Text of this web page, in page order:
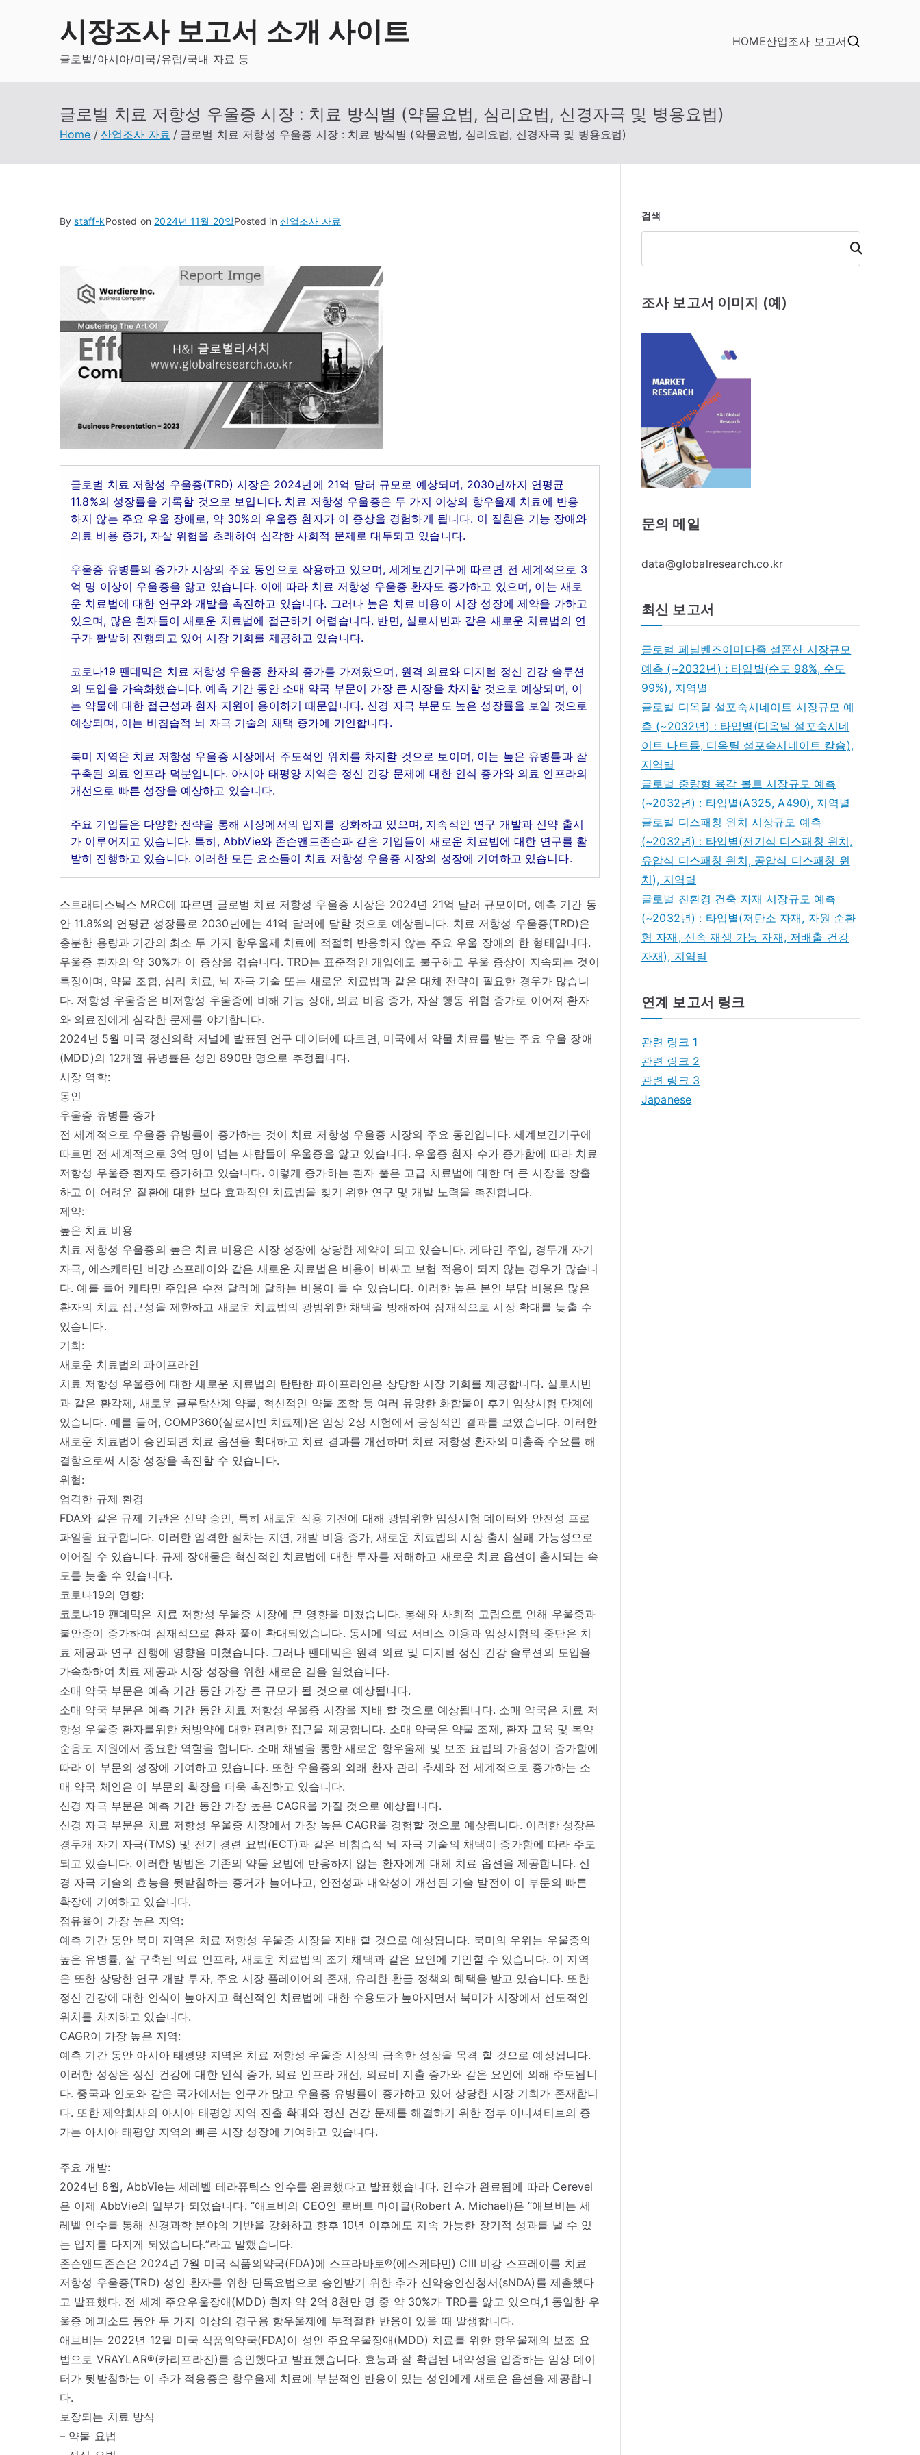
시장조사 보고서 소개 사이트
글로벌/아시아/미국/유럽/국내 자료 등
HOME산업조사 보고서
글로벌 치료 저항성 우울증 시장 : 치료 방식별 (약물요법, 심리요법, 신경자극 및 병용요법)
Home 산업조사 자료 글로벌 치료 저항성 우울증 시장 : 치료 방식별 (약물요법, 심리요법, 신경자극 및 병용요법)
Bystaff-kPosted on 2024년 11월 20일Posted in 산업조사 자료
글로벌 치료 저항성 우울증(TRD) 시장은 2024년에 21억 달러 규모로 예상되며, 2030년까지 연평균
11.8%의 성장률을 기록할 것으로 보입니다. 치료 저항성 우울증은 두 가지 이상의 항우울제 치료에 반응
하지 않는 주요 우울 장애로, 약 30%의 우울증 환자가 이 증상을 경험하게 됩니다. 이 질환은 기능 장애와
의료 비용 증가, 자살 위험을 초래하여 심각한 사회적 문제로 대두되고 있습니다.
우울증 유병률의 증가가 시장의 주요 동인으로 작용하고 있으며, 세계보건기구에 따르면 전 세계적으로 3
억 명 이상이 우울증을 앓고 있습니다. 이에 따라 치료 저항성 우울증 환자도 증가하고 있으며, 이는 새로
운 치료법에 대한 연구와 개발을 촉진하고 있습니다. 그러나 높은 치료 비용이 시장 성장에 제약을 가하고
있으며, 많은 환자들이 새로운 치료법에 접근하기 어렵습니다. 반면, 실로시빈과 같은 새로운 치료법의 연
구가 활발히 진행되고 있어 시장 기회를 제공하고 있습니다.
코로나19 팬데믹은 치료 저항성 우울증 환자의 증가를 가져왔으며, 원격 의료와 디지털 정신 건강 솔루션
의 도입을 가속화했습니다. 예측 기간 동안 소매 약국 부문이 가장 큰 시장을 차지할 것으로 예상되며, 이
는 약물에 대한 접근성과 환자 지원이 용이하기 때문입니다. 신경 자극 부문도 높은 성장률을 보일 것으로
예상되며, 이는 비침습적 뇌 자극 기술의 채택 증가에 기인합니다.
북미 지역은 치료 저항성 우울증 시장에서 주도적인 위치를 차지할 것으로 보이며, 이는 높은 유병률과 잘
구축된 의료 인프라 덕분입니다. 아시아 태평양 지역은 정신 건강 문제에 대한 인식 증가와 의료 인프라의
개선으로 빠른 성장을 예상하고 있습니다.
주요 기업들은 다양한 전략을 통해 시장에서의 입지를 강화하고 있으며, 지속적인 연구 개발과 신약 출시
가 이루어지고 있습니다. 특히, AbbVie와 존슨앤드존슨과 같은 기업들이 새로운 치료법에 대한 연구를 활
발히 진행하고 있습니다. 이러한 모든 요소들이 치료 저항성 우울증 시장의 성장에 기여하고 있습니다.
스트래티스틱스 MRC에 따르면 글로벌 치료 저항성 우울증 시장은 2024년 21억 달러 규모이며, 예측 기간 동
안 11.8%의 연평균 성장률로 2030년에는 41억 달러에 달할 것으로 예상됩니다. 치료 저항성 우울증(TRD)은
충분한 용량과 기간의 최소 두 가지 항우울제 치료에 적절히 반응하지 않는 주요 우울 장애의 한 형태입니다.
우울증 환자의 약 30%가 이 증상을 겪습니다. TRD는 표준적인 개입에도 불구하고 우울 증상이 지속되는 것이
특징이며, 약물 조합, 심리 치료, 뇌 자극 기술 또는 새로운 치료법과 같은 대체 전략이 필요한 경우가 많습니
다. 저항성 우울증은 비저항성 우울증에 비해 기능 장애, 의료 비용 증가, 자살 행동 위험 증가로 이어져 환자
와 의료진에게 심각한 문제를 야기합니다.
2024년 5월 미국 정신의학 저널에 발표된 연구 데이터에 따르면, 미국에서 약물 치료를 받는 주요 우울 장애
(MDD)의 12개월 유병률은 성인 890만 명으로 추정됩니다.
시장 역학:
동인
우울증 유병률 증가
전 세계적으로 우울증 유병률이 증가하는 것이 치료 저항성 우울증 시장의 주요 동인입니다. 세계보건기구에
따르면 전 세계적으로 3억 명이 넘는 사람들이 우울증을 앓고 있습니다. 우울증 환자 수가 증가함에 따라 치료
저항성 우울증 환자도 증가하고 있습니다. 이렇게 증가하는 환자 풀은 고급 치료법에 대한 더 큰 시장을 창출
하고 이 어려운 질환에 대한 보다 효과적인 치료법을 찾기 위한 연구 및 개발 노력을 촉진합니다.
제약:
높은 치료 비용
치료 저항성 우울증의 높은 치료 비용은 시장 성장에 상당한 제약이 되고 있습니다. 케타민 주입, 경두개 자기
자극, 에스케타민 비강 스프레이와 같은 새로운 치료법은 비용이 비싸고 보험 적용이 되지 않는 경우가 많습니
다. 예를 들어 케타민 주입은 수천 달러에 달하는 비용이 들 수 있습니다. 이러한 높은 본인 부담 비용은 많은
환자의 치료 접근성을 제한하고 새로운 치료법의 광범위한 채택을 방해하여 잠재적으로 시장 확대를 늦출 수
있습니다.
기회:
새로운 치료법의 파이프라인
치료 저항성 우울증에 대한 새로운 치료법의 탄탄한 파이프라인은 상당한 시장 기회를 제공합니다. 실로시빈
과 같은 환각제, 새로운 글루탐산계 약물, 혁신적인 약물 조합 등 여러 유망한 화합물이 후기 임상시험 단계에
있습니다. 예를 들어, COMP360(실로시빈 치료제)은 임상 2상 시험에서 긍정적인 결과를 보였습니다. 이러한
새로운 치료법이 승인되면 치료 옵션을 확대하고 치료 결과를 개선하며 치료 저항성 환자의 미충족 수요를 해
결함으로써 시장 성장을 촉진할 수 있습니다.
위협:
엄격한 규제 환경
FDA와 같은 규제 기관은 신약 승인, 특히 새로운 작용 기전에 대해 광범위한 임상시험 데이터와 안전성 프로
파일을 요구합니다. 이러한 엄격한 절차는 지연, 개발 비용 증가, 새로운 치료법의 시장 출시 실패 가능성으로
이어질 수 있습니다. 규제 장애물은 혁신적인 치료법에 대한 투자를 저해하고 새로운 치료 옵션이 출시되는 속
도를 늦출 수 있습니다.
코로나19의 영향:
코로나19 팬데믹은 치료 저항성 우울증 시장에 큰 영향을 미쳤습니다. 봉쇄와 사회적 고립으로 인해 우울증과
불안증이 증가하여 잠재적으로 환자 풀이 확대되었습니다. 동시에 의료 서비스 이용과 임상시험의 중단은 치
료 제공과 연구 진행에 영향을 미쳤습니다. 그러나 팬데믹은 원격 의료 및 디지털 정신 건강 솔루션의 도입을
가속화하여 치료 제공과 시장 성장을 위한 새로운 길을 열었습니다.
소매 약국 부문은 예측 기간 동안 가장 큰 규모가 될 것으로 예상됩니다.
소매 약국 부문은 예측 기간 동안 치료 저항성 우울증 시장을 지배 할 것으로 예상됩니다. 소매 약국은 치료 저
항성 우울증 환자를위한 처방약에 대한 편리한 접근을 제공합니다. 소매 약국은 약물 조제, 환자 교육 및 복약
순응도 지원에서 중요한 역할을 합니다. 소매 채널을 통한 새로운 항우울제 및 보조 요법의 가용성이 증가함에
따라 이 부문의 성장에 기여하고 있습니다. 또한 우울증의 외래 환자 관리 추세와 전 세계적으로 증가하는 소
매 약국 체인은 이 부문의 확장을 더욱 촉진하고 있습니다.
신경 자극 부문은 예측 기간 동안 가장 높은 CAGR을 가질 것으로 예상됩니다.
신경 자극 부문은 치료 저항성 우울증 시장에서 가장 높은 CAGR을 경험할 것으로 예상됩니다. 이러한 성장은
경두개 자기 자극(TMS) 및 전기 경련 요법(ECT)과 같은 비침습적 뇌 자극 기술의 채택이 증가함에 따라 주도
되고 있습니다. 이러한 방법은 기존의 약물 요법에 반응하지 않는 환자에게 대체 치료 옵션을 제공합니다. 신
경 자극 기술의 효능을 뒷받침하는 증거가 늘어나고, 안전성과 내약성이 개선된 기술 발전이 이 부문의 빠른
확장에 기여하고 있습니다.
점유율이 가장 높은 지역:
예측 기간 동안 북미 지역은 치료 저항성 우울증 시장을 지배 할 것으로 예상됩니다. 북미의 우위는 우울증의
높은 유병률, 잘 구축된 의료 인프라, 새로운 치료법의 조기 채택과 같은 요인에 기인할 수 있습니다. 이 지역
은 또한 상당한 연구 개발 투자, 주요 시장 플레이어의 존재, 유리한 환급 정책의 혜택을 받고 있습니다. 또한
정신 건강에 대한 인식이 높아지고 혁신적인 치료법에 대한 수용도가 높아지면서 북미가 시장에서 선도적인
위치를 차지하고 있습니다.
CAGR이 가장 높은 지역:
예측 기간 동안 아시아 태평양 지역은 치료 저항성 우울증 시장의 급속한 성장을 목격 할 것으로 예상됩니다.
이러한 성장은 정신 건강에 대한 인식 증가, 의료 인프라 개선, 의료비 지출 증가와 같은 요인에 의해 주도됩니
다. 중국과 인도와 같은 국가에서는 인구가 많고 우울증 유병률이 증가하고 있어 상당한 시장 기회가 존재합니
다. 또한 제약회사의 아시아 태평양 지역 진출 확대와 정신 건강 문제를 해결하기 위한 정부 이니셔티브의 증
가는 아시아 태평양 지역의 빠른 시장 성장에 기여하고 있습니다.
주요 개발:
2024년 8월, AbbVie는 세레벨 테라퓨틱스 인수를 완료했다고 발표했습니다. 인수가 완료됨에 따라 Cerevel
은 이제 AbbVie의 일부가 되었습니다. “애브비의 CEO인 로버트 마이클(Robert A. Michael)은 “애브비는 세
레벨 인수를 통해 신경과학 분야의 기반을 강화하고 향후 10년 이후에도 지속 가능한 장기적 성과를 낼 수 있
는 입지를 다지게 되었습니다.”라고 말했습니다.
존슨앤드존슨은 2024년 7월 미국 식품의약국(FDA)에 스프라바토®(에스케타민) CIII 비강 스프레이를 치료
저항성 우울증(TRD) 성인 환자를 위한 단독요법으로 승인받기 위한 추가 신약승인신청서(sNDA)를 제출했다
고 발표했다. 전 세계 주요우울장애(MDD) 환자 약 2억 8천만 명 중 약 30%가 TRD를 앓고 있으며,1 동일한 우
울증 에피소드 동안 두 가지 이상의 경구용 항우울제에 부적절한 반응이 있을 때 발생합니다.
애브비는 2022년 12월 미국 식품의약국(FDA)이 성인 주요우울장애(MDD) 치료를 위한 항우울제의 보조 요
법으로 VRAYLAR®(카리프라진)를 승인했다고 발표했습니다. 효능과 잘 확립된 내약성을 입증하는 임상 데이
터가 뒷받침하는 이 추가 적응증은 항우울제 치료에 부분적인 반응이 있는 성인에게 새로운 옵션을 제공합니
다.
보장되는 치료 방식
– 약물 요법
검색
검
색
조사 보고서 이미지 (예)
문의 메일
data@globalresearch.co.kr
최신 보고서
글로벌 페닐벤즈이미다졸 설폰산 시장규모
예측 (~2032년) : 타입별(순도 98%, 순도
99%), 지역별
글로벌 디옥틸 설포숙시네이트 시장규모 예
측 (~2032년) : 타입별(디옥틸 설포숙시네
이트 나트륨, 디옥틸 설포숙시네이트 칼슘),
지역별
글로벌 중량형 육각 볼트 시장규모 예측
(~2032년) : 타입별(A325, A490), 지역별
글로벌 디스패칭 윈치 시장규모 예측
(~2032년) : 타입별(전기식 디스패칭 윈치,
유압식 디스패칭 윈치, 공압식 디스패칭 윈
치), 지역별
글로벌 친환경 건축 자재 시장규모 예측
(~2032년) : 타입별(저탄소 자재, 자원 순환
형 자재, 신속 재생 가능 자재, 저배출 건강
자재), 지역별
연계 보고서 링크
관련 링크 1
관련 링크 2
관련 링크 3
Japanese